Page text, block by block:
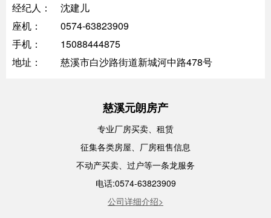
经纪人：
沈建儿
座机：
0574-63823909
手机：
15088444875
地址：
慈溪市白沙路街道新城河中路478号
慈溪元朗房产
专业厂房买卖、租赁
征集各类房屋、厂房租售信息
不动产买卖、过户等一条龙服务
电话:0574-63823909
公司详细介绍>